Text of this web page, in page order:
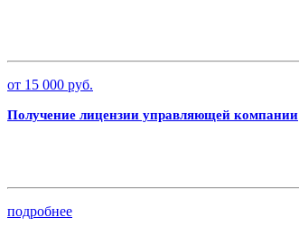
от 15 000 руб.
Получение лицензии управляющей компании
подробнее